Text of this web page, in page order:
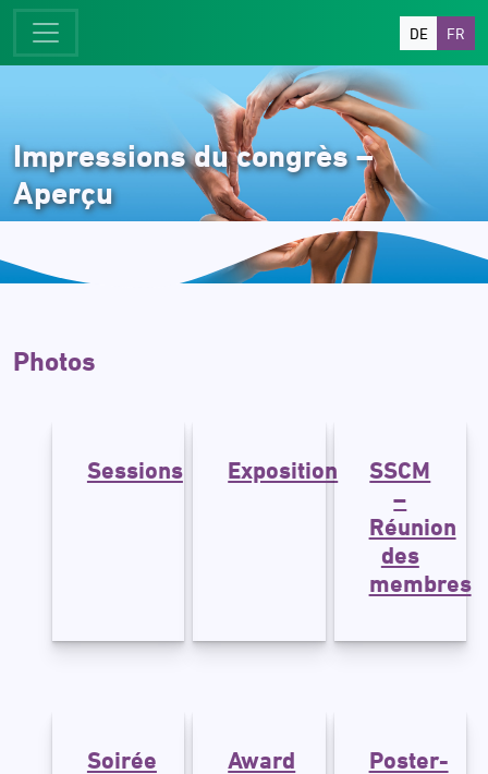
DE FR
Impressions du congrès –
Aperçu
Photos
Sessions Exposition
SSCM
–
Réunion
des
membres
Soirée
Award
Poster-